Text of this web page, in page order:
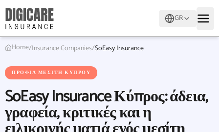
GR
Home/Insurance Companies/SoEasy Insurance
ΠΡΟΦΊΛ ΜΕΣΊΤΗ ΚΎΠΡΟΥ
SoEasy Insurance Κύπρος: άδεια,
γραφεία, κριτικές και η